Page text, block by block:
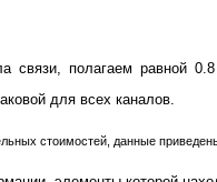
связи, полагаем равной
для всех каналов.
стоимостей, данные